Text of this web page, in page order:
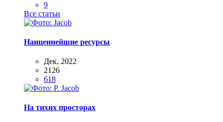
9
Все статьи
Наиценнейшие ресурсы
Дек, 2022
2126
618
На тихих просторах